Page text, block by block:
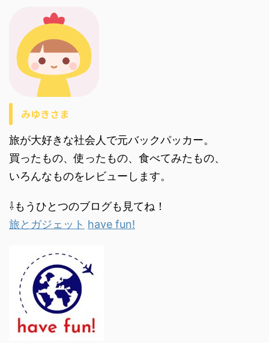
みゆきさま
旅が大好きな社会人で元バックパッカー。
買ったもの、使ったもの、食べてみたもの、
いろんなものをレビューします。
⇩もうひとつのブログも見てね！
旅とガジェット have fun!